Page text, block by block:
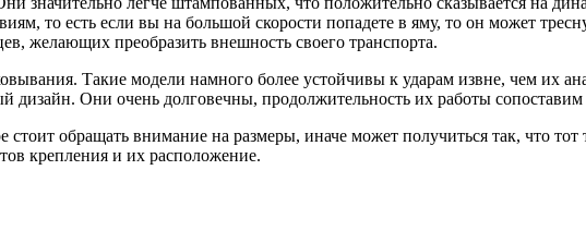
то есть если вы на большой скорости попадете в яму, то он может
желающих преобразить внешность своего транспорта.
Такие модели намного более устойчивы к ударам извне, чем их
дизайн. Они очень долговечны, продолжительность их работы
обращать внимание на размеры, иначе может получиться так, что тот
крепления и их расположение.